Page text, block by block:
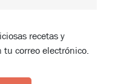
recetas y
correo electrónico.